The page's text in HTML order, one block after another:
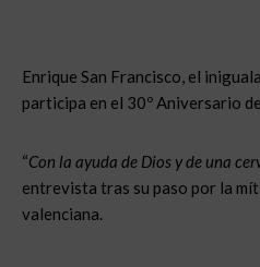
Enrique San Francisco, el
participa en el 30º Aniversario
“Con la ayuda de Dios y de una
entrevista tras su paso por la
valenciana.